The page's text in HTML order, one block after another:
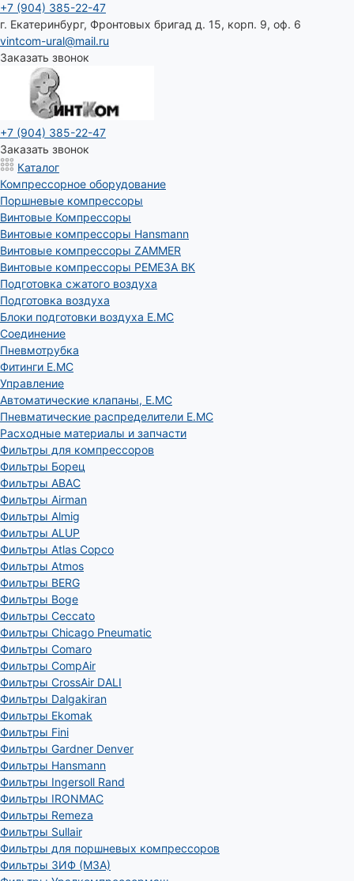
+7 (904) 385-22-47
г. Екатеринбург, Фронтовых бригад д. 15, корп. 9, оф. 6
vintcom-ural@mail.ru
Заказать звонок
+7 (904) 385-22-47
Заказать звонок
Каталог
Компрессорное оборудование
Поршневые компрессоры
Винтовые Компрессоры
Винтовые компрессоры Hansmann
Винтовые компрессоры ZAMMER
Винтовые компрессоры РЕМЕЗА ВК
Подготовка сжатого воздуха
Подготовка воздуха
Блоки подготовки воздуха E.MC
Соединение
Пневмотрубка
Фитинги E.MC
Управление
Автоматические клапаны, Е.МС
Пневматические распределители E.MC
Расходные материалы и запчасти
Фильтры для компрессоров
Фильтры Борец
Фильтры ABAC
Фильтры Airman
Фильтры Almig
Фильтры ALUP
Фильтры Atlas Copco
Фильтры Atmos
Фильтры BERG
Фильтры Boge
Фильтры Ceccato
Фильтры Chicago Pneumatic
Фильтры Comaro
Фильтры CompAir
Фильтры CrossAir DALI
Фильтры Dalgakiran
Фильтры Ekomak
Фильтры Fini
Фильтры Gardner Denver
Фильтры Hansmann
Фильтры Ingersoll Rand
Фильтры IRONMAC
Фильтры Remeza
Фильтры Sullair
Фильтры для поршневых компрессоров
Фильтры ЗИФ (МЗА)